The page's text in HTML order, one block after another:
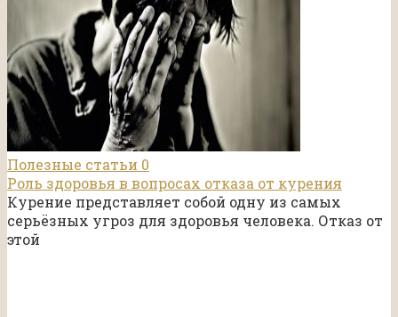
Полезные статьи 0
Роль здоровья в вопросах отказа от курения
Курение представляет собой одну из самых
серьёзных угроз для здоровья человека. Отказ от
этой